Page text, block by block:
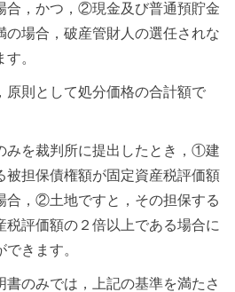
合，かつ，②現金及び普通預貯金
の場合，破産管財人の選任されな
。
則として処分価格の合計額で
みを裁判所に提出したとき，①建
被担保債権額が固定資産税評価額
合，②土地ですと，その担保する
税評価額の２倍以上である場合に
きます。
書のみでは，上記の基準を満たさ